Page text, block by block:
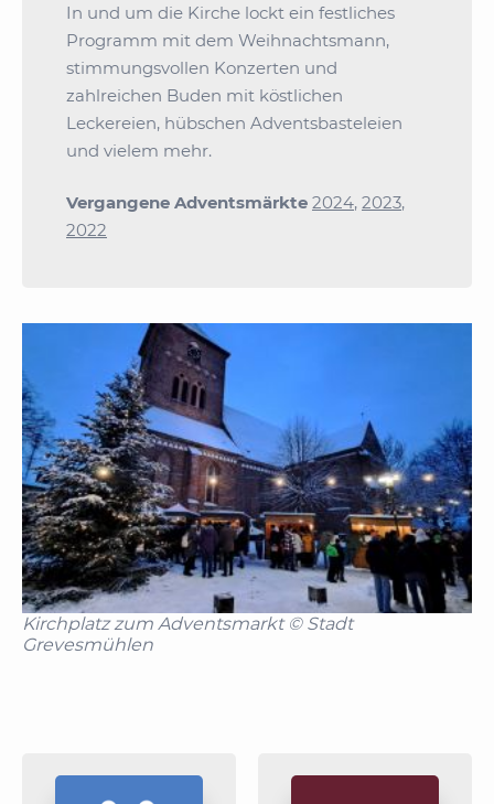
In und um die Kirche lockt ein festliches
Programm mit dem Weihnachtsmann,
stimmungsvollen Konzerten und
zahlreichen Buden mit köstlichen
Leckereien, hübschen Adventsbasteleien
und vielem mehr.
Vergangene Adventsmärkte 2024, 2023,
2022
Kirchplatz zum Adventsmarkt © Stadt
Grevesmühlen